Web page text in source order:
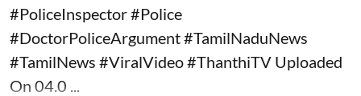
#PoliceInspector #Police
#DoctorPoliceArgument #TamilNaduNews
#TamilNews #ViralVideo #ThanthiTV Uploaded
On 04.0 ...